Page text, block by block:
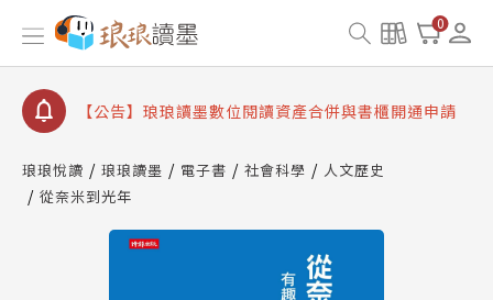
0
【公告】琅琅書店服務升級重要說明及資產合併結果
查詢
【公告】8/10、8/13 行動網路降速演練提醒
【公告】琅琅讀墨數位閱讀資產合併與書櫃開通申請
【公告】琅琅讀墨 3 分鐘完成書櫃開通與資產合併申
請圖文教學
【公告】琅琅書店服務升級重要說明及資產合併結果
【公告】8/10、8/13 行動網路降速演練提醒
琅琅悅讀 琅琅讀墨 電子書 社會科學
人文歷史
從奈米到光年